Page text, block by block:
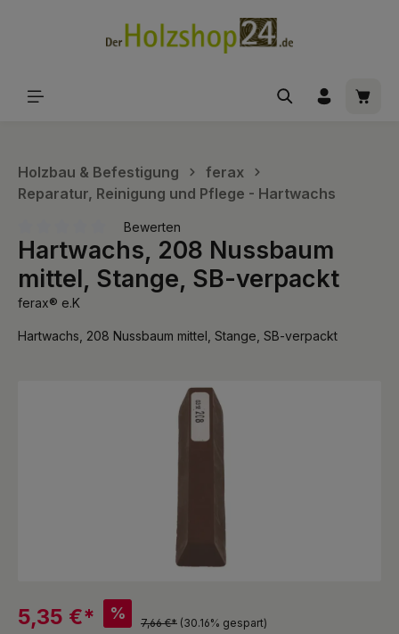
Holzbau & Befestigung
ferax
Reparatur, Reinigung und Pflege - Hartwachs
Durchschnittliche Bewertung von 0 von 5 Sternen
Bewerten
Hartwachs, 208 Nussbaum
mittel, Stange, SB-verpackt
ferax® e.K
Hartwachs, 208 Nussbaum mittel, Stange, SB-verpackt
5,35 €* %
7,66 €* (30.16% gespart)